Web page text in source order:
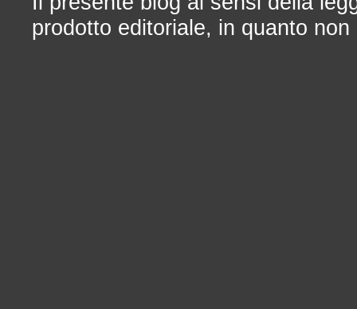
prodotto editoriale, in quanto